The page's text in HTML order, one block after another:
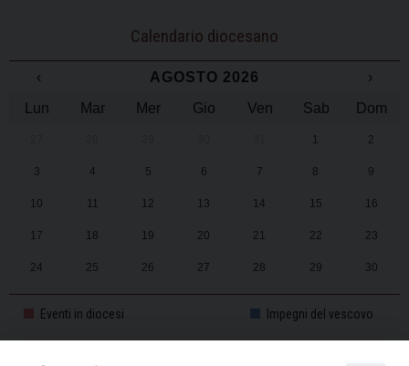
Calendario diocesano
‹ AGOSTO 2026
›
Lun
Mar Mer Gio Ven Sab Dom
1 2
3 4 5 6 7 8 9
10 11 12 13 14 15 16
17 18 19 20 21 22 23
24 25 26 27 28 29 30
31 1 2 3 4 5 6
Eventi in diocesi Impegni del vescovo